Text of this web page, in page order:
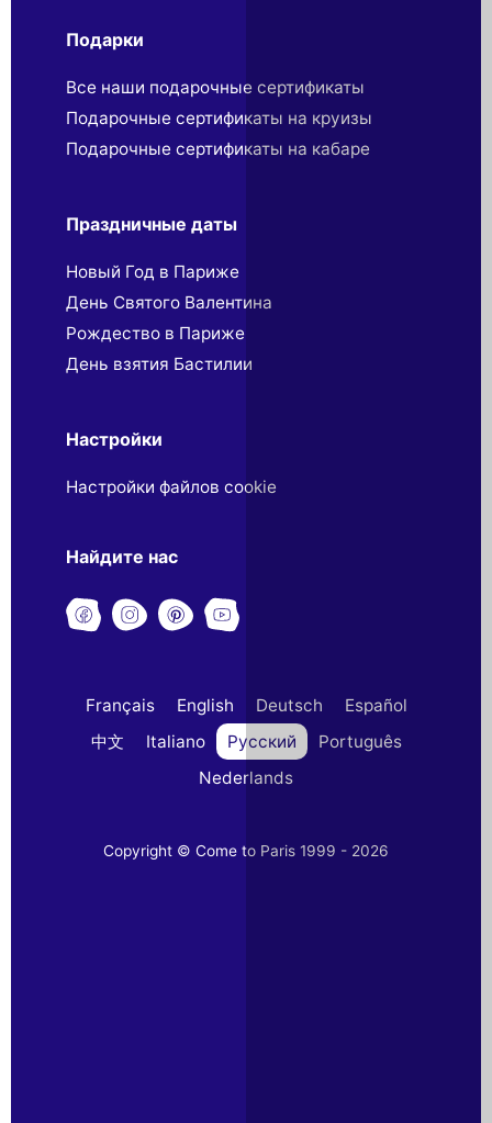
Подарки
Все наши подарочные сертификаты
Подарочные сертификаты на круизы
Подарочные сертификаты на кабаре
Праздничные даты
Новый Год в Париже
День Святого Валентина
Рождество в Париже
День взятия Бастилии
Настройки
Настройки файлов cookie
Найдите нас
Français English Deutsch
Español
中文
Italiano Русский
Português
Nederlands
Copyright © Come to Paris 1999 - 2026